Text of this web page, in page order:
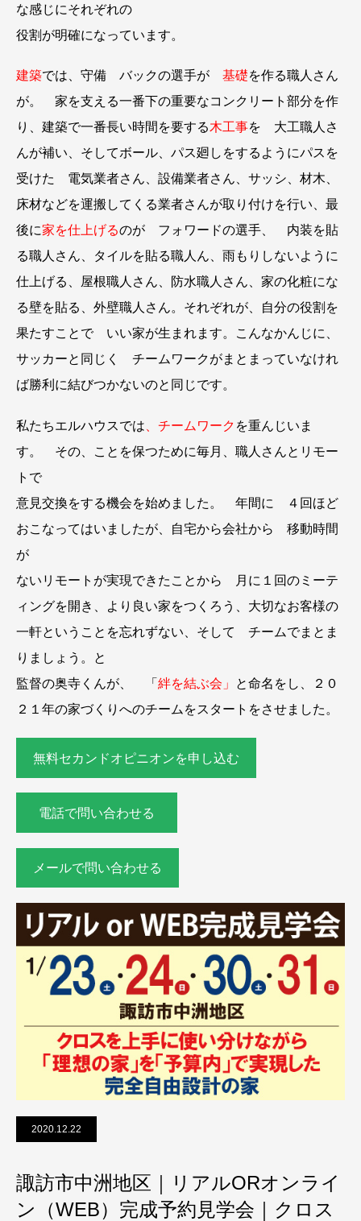
な感じにそれぞれの
役割が明確になっています。
建築では、守備 バックの選手が 基礎を作る職人さん
が。 家を支える一番下の重要なコンクリート部分を作
り、建築で一番長い時間を要する木工事を 大工職人さ
んが補い、そしてボール、パス廻しをするようにパスを
受けた 電気業者さん、設備業者さん、サッシ、材木、
床材などを運搬してくる業者さんが取り付けを行い、最
後に家を仕上げるのが フォワードの選手、 内装を貼
る職人さん、タイルを貼る職人ん、雨もりしないように
仕上げる、屋根職人さん、防水職人さん、家の化粧にな
る壁を貼る、外壁職人さん。それぞれが、自分の役割を
果たすことで いい家が生まれます。こんなかんじに、
サッカーと同じく チームワークがまとまっていなけれ
ば勝利に結びつかないのと同じです。
私たちエルハウスでは 、チームワーク を重んじいま
す。 その、ことを保つために毎月、職人さんとリモー
トで
意見交換をする機会を始めました。 年間に ４回ほど
おこなってはいましたが、自宅から会社から 移動時間
が
ないリモートが実現できたことから 月に１回のミーテ
ィングを開き、より良い家をつくろう、大切なお客様の
一軒ということを忘れずない、そして チームでまとま
りましょう。と
監督の奥寺くんが、 「 絆を結ぶ会」
と命名をし、２０
２１年の家づくりへのチームをスタートをさせました。
無料セカンドオピニオンを申し込む
電話で問い合わせる
メールで問い合わせる
2020.12.22
諏訪市中洲地区｜リアルORオンライ
ン（WEB）完成予約見学会｜クロス